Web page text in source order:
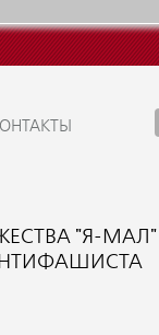
"Я-МАЛ"